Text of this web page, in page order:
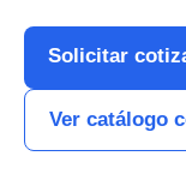
Solicitar
Ver catálogo